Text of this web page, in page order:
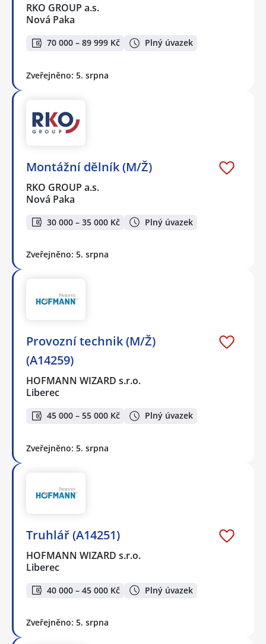
RKO GROUP a.s.
Nová Paka
70 000 – 89 999 Kč Plný úvazek
Zveřejněno: 5. srpna
Montážní dělník (M/Ž)
RKO GROUP a.s.
Nová Paka
30 000 – 35 000 Kč Plný úvazek
Zveřejněno: 5. srpna
Provozní technik (M/Ž)
(A14259)
HOFMANN WIZARD s.r.o.
Liberec
45 000 – 55 000 Kč Plný úvazek
Zveřejněno: 5. srpna
Truhlář (A14251)
HOFMANN WIZARD s.r.o.
Liberec
40 000 – 45 000 Kč Plný úvazek
Zveřejněno: 5. srpna